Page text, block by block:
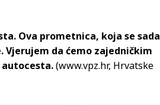
Ova prometnica, koja se sada
da ćemo zajedničkim
(www.vpz.hr, Hrvatske